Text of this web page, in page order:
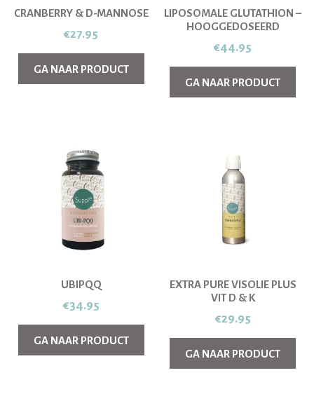
CRANBERRY & D-MANNOSE
€27.95
GA NAAR PRODUCT
LIPOSOMALE GLUTATHION –
HOOGGEDOSEERD
€44.95
GA NAAR PRODUCT
UBIPQQ
€34.95
GA NAAR PRODUCT
EXTRA PURE VISOLIE PLUS
VIT D & K
€29.95
GA NAAR PRODUCT